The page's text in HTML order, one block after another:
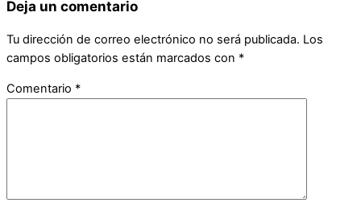
Deja un comentario
Tu dirección de correo electrónico no será publicada. Los
campos obligatorios están marcados con *
Comentario *